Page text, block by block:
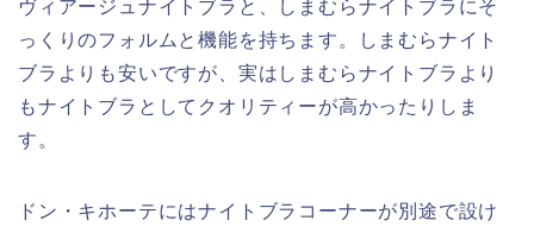
ヴィアージュナイトブラと、しまむらナイトブラにそ
っくりのフォルムと機能を持ちます。しまむらナイト
ブラよりも安いですが、実はしまむらナイトブラより
もナイトブラとしてクオリティーが高かったりしま
す。
ドン・キホーテにはナイトブラコーナーが別途で設け